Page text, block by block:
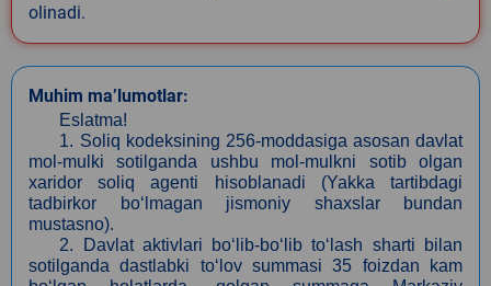
olinadi.
Muhim ma’lumotlar:
Eslatma!
1. Soliq kodeksining 256-moddasiga asosan davlat
mol-mulki sotilganda ushbu mol-mulkni sotib olgan
xaridor soliq agenti hisoblanadi (Yakka tartibdagi
tadbirkor bo‘lmagan jismoniy shaxslar bundan
mustasno).
2. Davlat aktivlari bo‘lib-bo‘lib to‘lash sharti bilan
sotilganda dastlabki to‘lov summasi 35 foizdan kam